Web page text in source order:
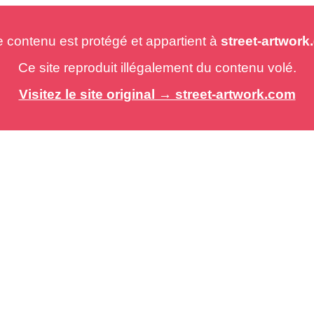
est protégé et appartient à street-
Ce site reproduit illégalement du contenu volé.
Visitez le site original → street-artwork.com